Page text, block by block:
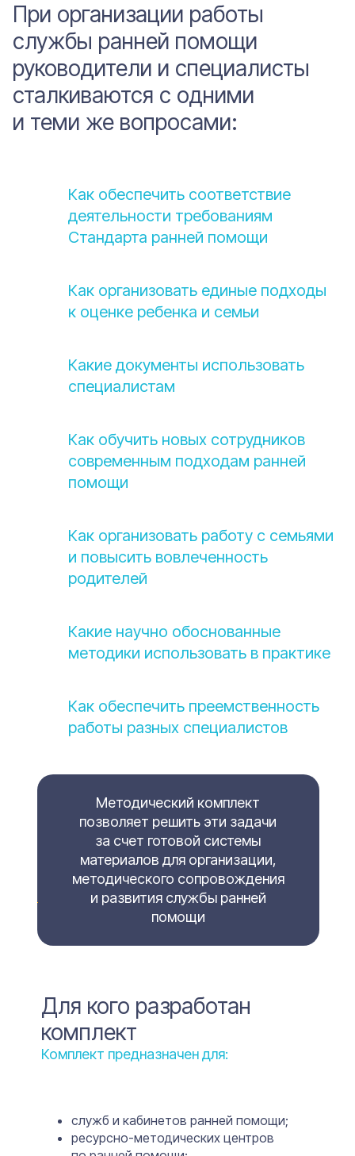
При организации работы
службы ранней помощи
руководители и специалисты
сталкиваются с одними
и теми же вопросами:
Как обеспечить соответствие
деятельности требованиям
Стандарта ранней помощи
Как организовать единые подходы
к оценке ребенка и семьи
Какие документы использовать
специалистам
Как обучить новых сотрудников
современным подходам ранней
помощи
Как организовать работу с семьями
и повысить вовлеченность
родителей
Какие научно обоснованные
методики использовать в практике
Как обеспечить преемственность
работы разных специалистов
Методический комплект
позволяет решить эти задачи
за счет готовой системы
материалов для организации,
методического сопровождения
и развития службы ранней
помощи
служб и кабинетов ранней помощи;
ресурсно-методических центров
Для кого разработан
комплект
Комплект предназначен для: